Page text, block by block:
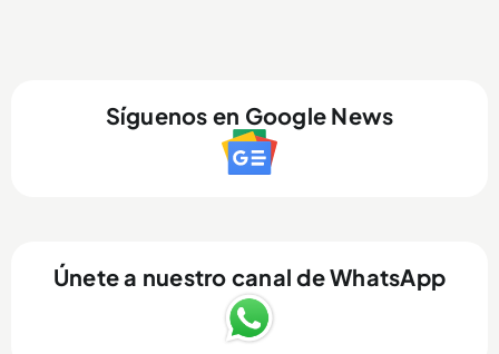
Síguenos en Google News
Únete a nuestro canal de WhatsApp